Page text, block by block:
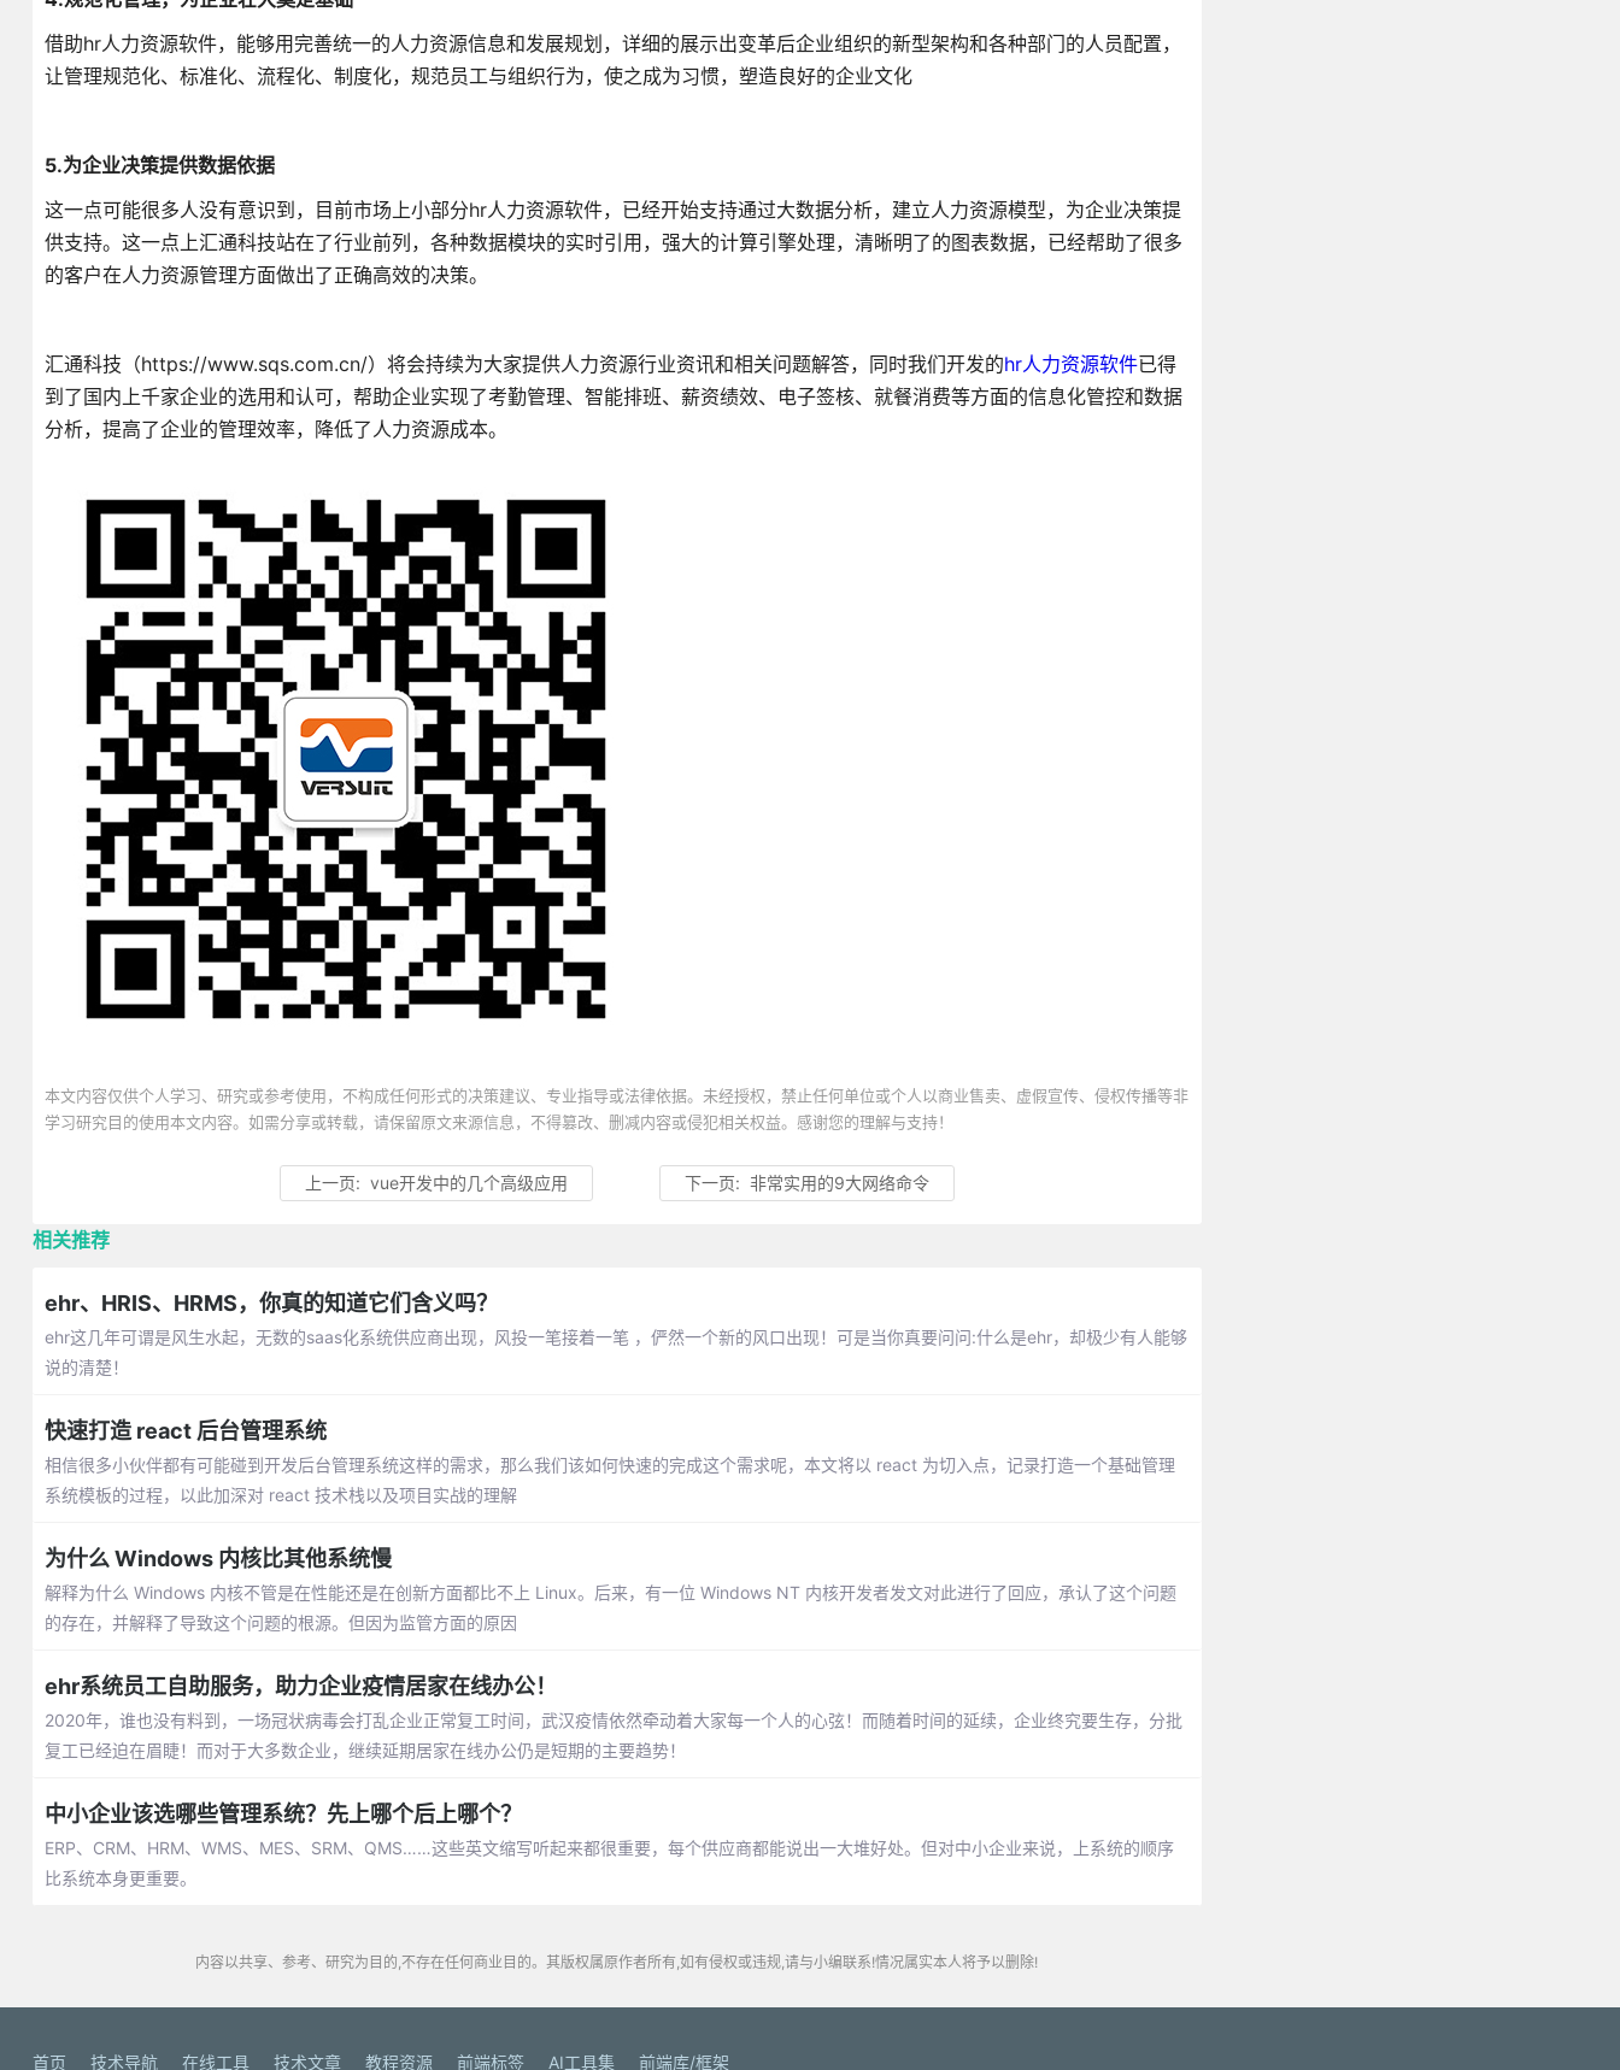
借助hr人力资源软件，能够用完善统一的人力资源信息和发展规划，详细的展示出变革后企业组织的新型架构和各种部门的人员配置，
让管理规范化、标准化、流程化、制度化，规范员工与组织行为，使之成为习惯，塑造良好的企业文化
5.为企业决策提供数据依据
这一点可能很多人没有意识到，目前市场上小部分hr人力资源软件，已经开始支持通过大数据分析，建立人力资源模型，为企业决策提
供支持。这一点上汇通科技站在了行业前列，各种数据模块的实时引用，强大的计算引擎处理，清晰明了的图表数据，已经帮助了很多
的客户在人力资源管理方面做出了正确高效的决策。
汇通科技（https://www.sqs.com.cn/）将会持续为大家提供人力资源行业资讯和相关问题解答，同时我们开发的hr人力资源软件已得
到了国内上千家企业的选用和认可，帮助企业实现了考勤管理、智能排班、薪资绩效、电子签核、就餐消费等方面的信息化管控和数据
分析，提高了企业的管理效率，降低了人力资源成本。
本文内容仅供个人学习、研究或参考使用，不构成任何形式的决策建议、专业指导或法律依据。未经授权，禁止任何单位或个人以商业售卖、虚假宣传、侵权传播等非
学习研究目的使用本文内容。如需分享或转载，请保留原文来源信息，不得篡改、删减内容或侵犯相关权益。感谢您的理解与支持！
上一页: vue开发中的几个高级应用 下一页: 非常实用的9大网络命令
相关推荐
ehr、HRIS、HRMS，你真的知道它们含义吗？
ehr这几年可谓是风生水起，无数的saas化系统供应商出现，风投一笔接着一笔 ，俨然一个新的风口出现！可是当你真要问问:什么是ehr，却极少有人能够
说的清楚！
快速打造 react 后台管理系统
相信很多小伙伴都有可能碰到开发后台管理系统这样的需求，那么我们该如何快速的完成这个需求呢，本文将以 react 为切入点，记录打造一个基础管理
系统模板的过程，以此加深对 react 技术栈以及项目实战的理解
为什么 Windows 内核比其他系统慢
解释为什么 Windows 内核不管是在性能还是在创新方面都比不上 Linux。后来，有一位 Windows NT 内核开发者发文对此进行了回应，承认了这个问题
的存在，并解释了导致这个问题的根源。但因为监管方面的原因
ehr系统员工自助服务，助力企业疫情居家在线办公！
2020年，谁也没有料到，一场冠状病毒会打乱企业正常复工时间，武汉疫情依然牵动着大家每一个人的心弦！而随着时间的延续，企业终究要生存，分批
复工已经迫在眉睫！而对于大多数企业，继续延期居家在线办公仍是短期的主要趋势！
中小企业该选哪些管理系统？先上哪个后上哪个？
ERP、CRM、HRM、WMS、MES、SRM、QMS……这些英文缩写听起来都很重要，每个供应商都能说出一大堆好处。但对中小企业来说，上系统的顺序
比系统本身更重要。
内容以共享、参考、研究为目的,不存在任何商业目的。其版权属原作者所有,如有侵权或违规,请与小编联系!情况属实本人将予以删除!
首页 技术导航 在线工具 技术文章 教程资源 前端标签 AI工具集 前端库/框架